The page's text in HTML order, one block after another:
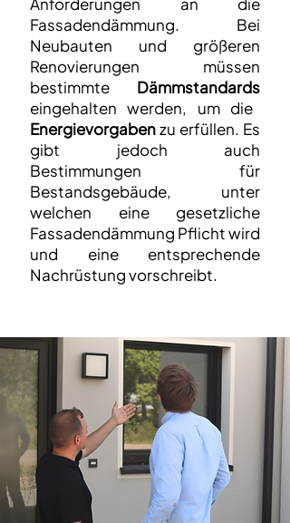
Fassadendämmung. Bei
Neubauten und größeren
Renovierungen müssen
bestimmte Dämmstandards
eingehalten werden, um die
Energievorgabenzu erfüllen. Es
gibt jedoch auch
Bestimmungen für
Bestandsgebäude, unter
welchen eine gesetzliche
Fassadendämmung Pflicht wird
und eine entsprechende
Nachrüstung vorschreibt.